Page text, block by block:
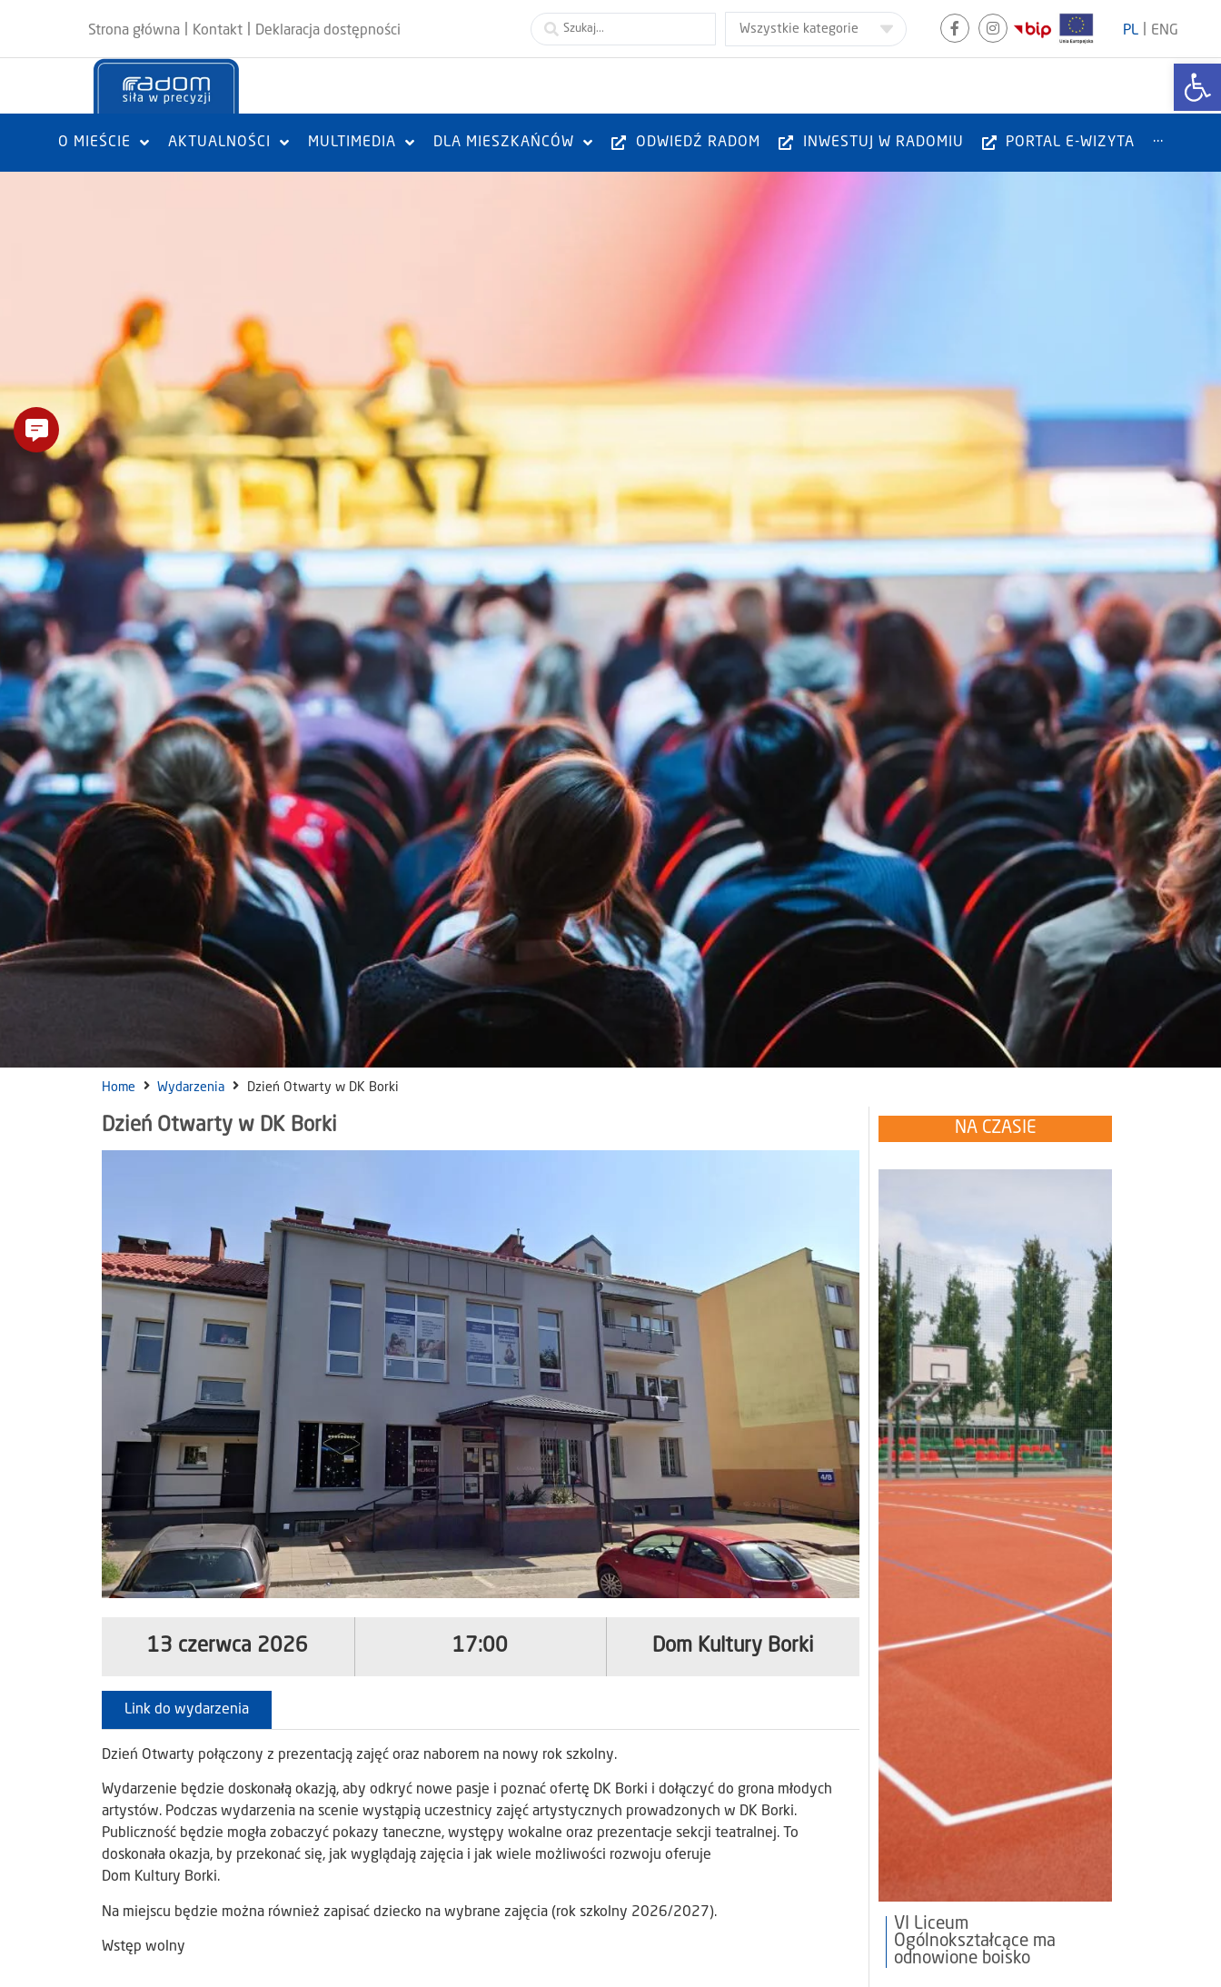
Strona główna Kontakt Deklaracja dostępności Wszystkie kategorie PL ENG
O MIEŚCIE AKTUALNOŚCI MULTIMEDIA DLA MIESZKAŃCÓW ODWIEDŹ RADOM INWESTUJ W RADOMIU PORTAL E-WIZYTA ···
Home Wydarzenia Dzień Otwarty w DK Borki
Dzień Otwarty w DK Borki
13 czerwca 2026 17:00 Dom Kultury Borki
Link do wydarzenia
Dzień Otwarty połączony z prezentacją zajęć oraz naborem na nowy rok szkolny.
Wydarzenie będzie doskonałą okazją, aby odkryć nowe pasje i poznać ofertę DK Borki i dołączyć do grona młodych
artystów. Podczas wydarzenia na scenie wystąpią uczestnicy zajęć artystycznych prowadzonych w DK Borki.
Publiczność będzie mogła zobaczyć pokazy taneczne, występy wokalne oraz prezentacje sekcji teatralnej. To
doskonała okazja, by przekonać się, jak wyglądają zajęcia i jak wiele możliwości rozwoju oferuje
Dom Kultury Borki.
Na miejscu będzie można również zapisać dziecko na wybrane zajęcia (rok szkolny 2026/2027).
Wstęp wolny
NA CZASIE
VI Liceum
Ogólnokształcące ma
odnowione boisko